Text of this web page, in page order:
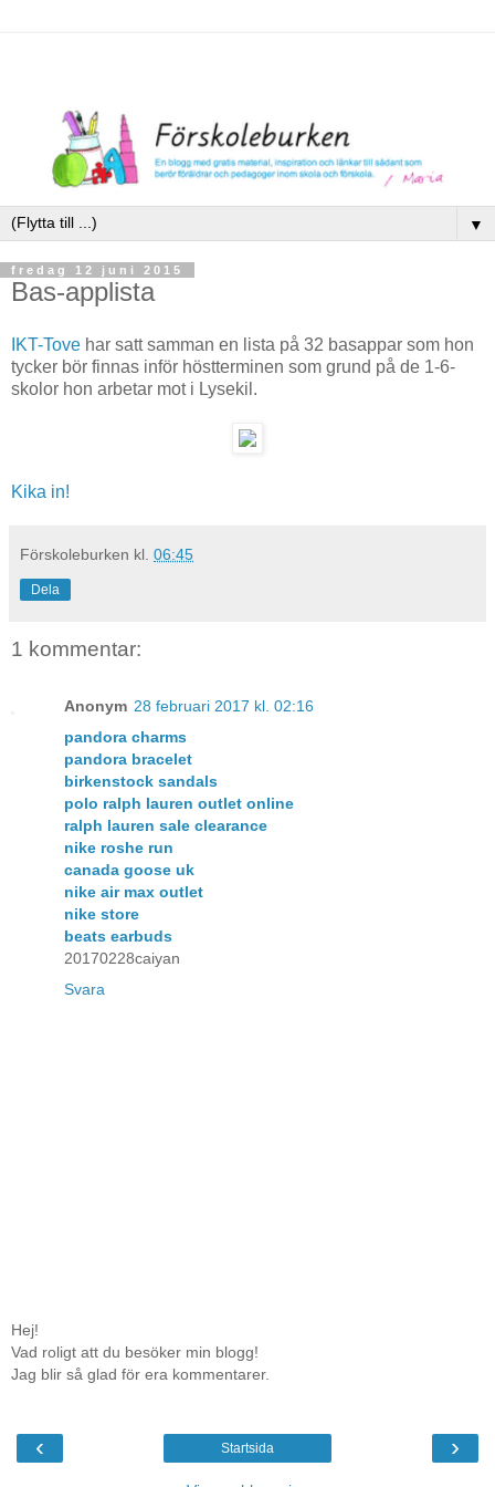
▼
fredag 12 juni 2015
Bas-applista
IKT-Tove har satt samman en lista på 32 basappar som hon
tycker bör finnas inför höstterminen som grund på de 1-6-
skolor hon arbetar mot i Lysekil.
Kika in!
Förskoleburken kl. 06:45
Dela
1 kommentar:
Anonym 28 februari 2017 kl. 02:16
pandora charms
pandora bracelet
birkenstock sandals
polo ralph lauren outlet online
ralph lauren sale clearance
nike roshe run
canada goose uk
nike air max outlet
nike store
beats earbuds
20170228caiyan
Svara
Hej!
Vad roligt att du besöker min blogg!
Jag blir så glad för era kommentarer.
‹ ›
Startsida